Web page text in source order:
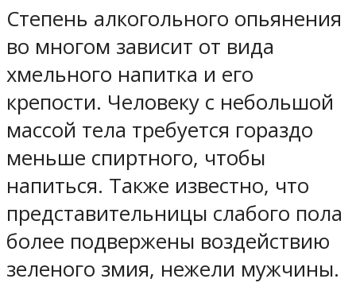
Степень алкогольного опьянения
во многом зависит от вида
хмельного напитка и его
крепости. Человеку с небольшой
массой тела требуется гораздо
меньше спиртного, чтобы
напиться. Также известно, что
представительницы слабого пола
более подвержены воздействию
зеленого змия, нежели мужчины.